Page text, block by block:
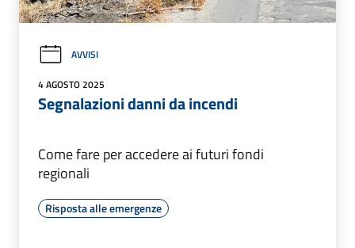
AVVISI
4 AGOSTO 2025
Segnalazioni danni da incendi
Come fare per accedere ai futuri fondi
regionali
Risposta alle emergenze